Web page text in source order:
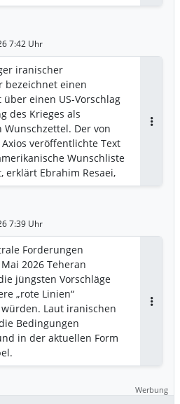
7:42 Uhr
iranischer
bezeichnet einen
einen US-Vorschlag
des Krieges als
Der von
veröffentlichte Text
Wunschliste
erklärt Ebrahim Resaei,
Außenpolitik und
politik/23-58-Trump-
auf-Atomwaffen-
7:39 Uhr
Forderungen
2026 Teheran
jüngsten Vorschläge
„rote Linien“
Laut iranischen
Bedingungen
in der aktuellen Form
de/Marktanalysen/
steigt-wieder-
hoffnungen
Werbung